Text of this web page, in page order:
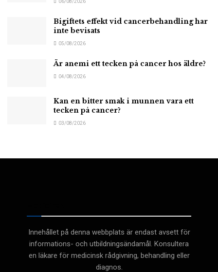
Bigiftets effekt vid cancerbehandling har
inte bevisats
05/08/2026
Är anemi ett tecken på cancer hos äldre?
04/08/2026
Kan en bitter smak i munnen vara ett
tecken på cancer?
03/08/2026
Innehållet på denna webbplats är endast avsett för
informations- och utbildningsändamål. Konsultera
en läkare för medicinsk rådgivning, behandling eller
diagnos.